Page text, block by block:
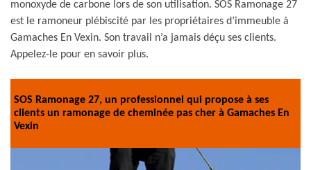
monoxyde de carbone lors de son utilisation. SOS Ramonage 27
est le ramoneur plébiscité par les propriétaires d’immeuble à
Gamaches En Vexin. Son travail n’a jamais déçu ses clients.
Appelez-le pour en savoir plus.
SOS Ramonage 27, un professionnel qui propose à ses
clients un ramonage de cheminée pas cher à Gamaches En
Vexin